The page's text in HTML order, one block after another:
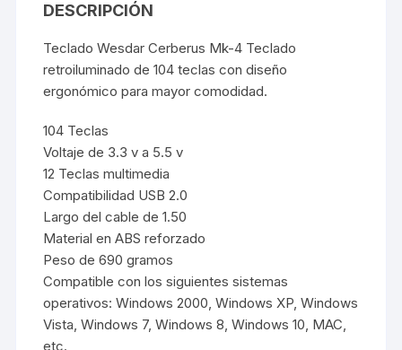
DESCRIPCIÓN
Teclado Wesdar Cerberus Mk-4 Teclado
retroiluminado de 104 teclas con diseño
ergonómico para mayor comodidad.
104 Teclas
Voltaje de 3.3 v a 5.5 v
12 Teclas multimedia
Compatibilidad USB 2.0
Largo del cable de 1.50
Material en ABS reforzado
Peso de 690 gramos
Compatible con los siguientes sistemas
operativos: Windows 2000, Windows XP, Windows
Vista, Windows 7, Windows 8, Windows 10, MAC,
etc.